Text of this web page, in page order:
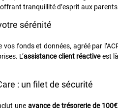
offrant tranquillité d’esprit aux
sérénité
vos fonds et données, agréé par
L’assistance client réactiveest
: un filet de sécurité
uneavance de trésorerie de